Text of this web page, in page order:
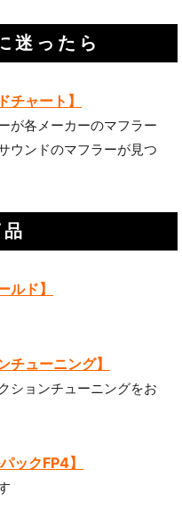
迷ったら
チャート】
が各メーカーのマフラー
ウンドのマフラーが見つ
ルド】
チューニング】
ションチューニングをお
ックFP4】